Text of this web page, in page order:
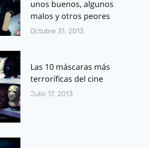
unos buenos, algunos
malos y otros peores
Octubre 31, 2013
Las 10 máscaras más
terroríficas del cine
Julio 17, 2013